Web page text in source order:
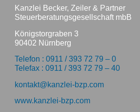
Kanzlei Becker, Zeiler & Partner
Steuerberatungsgesellschaft mbB
Königstorgraben 3
90402 Nürnberg
Telefon : 0911 / 393 72 79 – 0
Telefax : 0911 / 393 72 79 – 40
kontakt@kanzlei-bzp.com
www.kanzlei-bzp.com